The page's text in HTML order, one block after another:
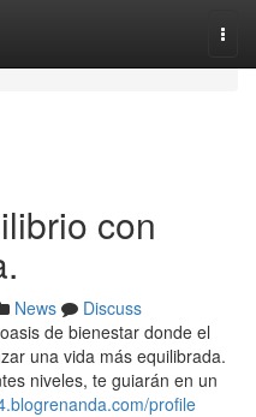
con
News
Discuss
de bienestar donde el
una vida más equilibrada.
niveles, te guiarán en un
profile